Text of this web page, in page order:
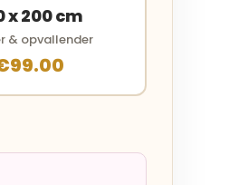
x 200 cm
& opvallender